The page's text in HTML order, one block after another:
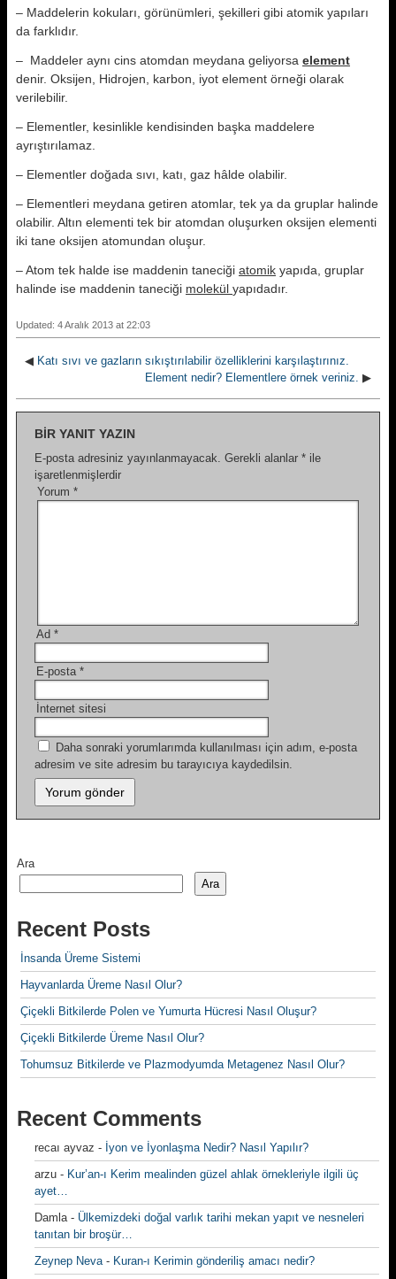
– Maddelerin kokuları, görünümleri, şekilleri gibi atomik yapıları
da farklıdır.
– Maddeler aynı cins atomdan meydana geliyorsa element
denir. Oksijen, Hidrojen, karbon, iyot element örneği olarak
verilebilir.
– Elementler, kesinlikle kendisinden başka maddelere
ayrıştırılamaz.
– Elementler doğada sıvı, katı, gaz hâlde olabilir.
– Elementleri meydana getiren atomlar, tek ya da gruplar halinde
olabilir. Altın elementi tek bir atomdan oluşurken oksijen elementi
iki tane oksijen atomundan oluşur.
– Atom tek halde ise maddenin taneciği atomik yapıda, gruplar
halinde ise maddenin taneciği molekül yapıdadır.
Updated: 4 Aralık 2013 at 22:03
◀ Katı sıvı ve gazların sıkıştırılabilir özelliklerini karşılaştırınız.
Element nedir? Elementlere örnek veriniz. ▶
BIR YANIT YAZIN
E-posta adresiniz yayınlanmayacak. Gerekli alanlar * ile
işaretlenmişlerdir
Yorum *
Ad *
E-posta *
İnternet sitesi
Daha sonraki yorumlarımda kullanılması için adım, e-posta
adresim ve site adresim bu tarayıcıya kaydedilsin.
Ara
Ara
Recent Posts
İnsanda Üreme Sistemi
Hayvanlarda Üreme Nasıl Olur?
Çiçekli Bitkilerde Polen ve Yumurta Hücresi Nasıl Oluşur?
Çiçekli Bitkilerde Üreme Nasıl Olur?
Tohumsuz Bitkilerde ve Plazmodyumda Metagenez Nasıl Olur?
Recent Comments
recaı ayvaz - İyon ve İyonlaşma Nedir? Nasıl Yapılır?
arzu - Kur’an-ı Kerim mealinden güzel ahlak örnekleriyle ilgili üç
ayet…
Damla- Ülkemizdeki doğal varlık tarihi mekan yapıt ve nesneleri
tanıtan bir broşür…
Zeynep Neva- Kuran-ı Kerimin gönderiliş amacı nedir?